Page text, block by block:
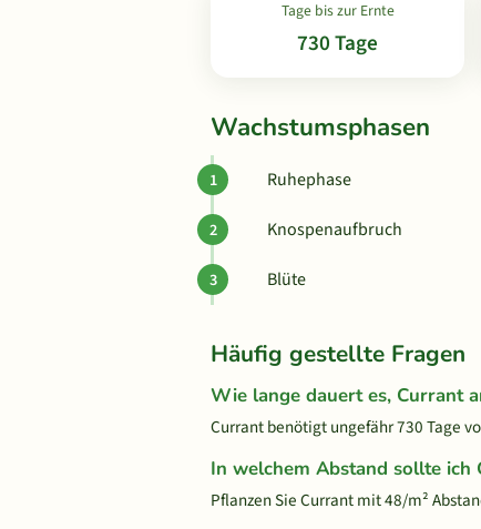
Tage bis zur Ernte
730 Tage
Wachstumsphasen
Ruhephase
Knospenaufbruch
Blüte
Häufig gestellte Fragen
Wie lange dauert es, Currant
Currant benötigt ungefähr 730 Tage
In welchem Abstand sollte ich
Pflanzen Sie Currant mit 48/m²